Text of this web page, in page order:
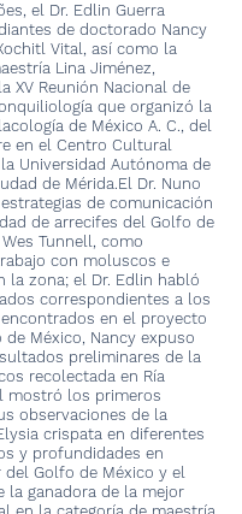
el Dr. Edlin Guerra
de doctorado Nancy
Vital, así como la
Lina Jiménez,
XV Reunión Nacional de
que organizó la
de México A. C., del
en el Centro Cultural
Universidad Autónoma de
de Mérida.El Dr. Nuno
de comunicación
de arrecifes del Golfo de
Tunnell, como
con moluscos e
la zona; el Dr. Edlin habló
correspondientes a los
en el proyecto
México, Nancy expuso
preliminares de la
recolectada en Ría
mostró los primeros
observaciones de la
crispata en diferentes
y profundidades en
Golfo de México y el
la ganadora de la mejor